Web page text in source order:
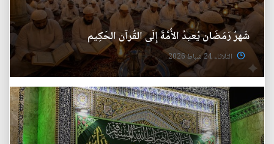
شَهرُ رَمَضَان يُعيدُ الأُمَّةَ إِلَى القُرآن الحَكِيم
الثلاثاء 24 شباط 2026